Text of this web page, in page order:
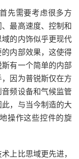
先需要考虑很多方
最高速度、控制和
的内饰似乎更现代
内部效果，这使得
有一个简单的内部
因为普锐斯仅在方
频设备和气候监管
，与当今制造的大
操作这些控件的旋
上比思域更先进，